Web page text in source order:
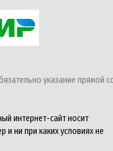
указание прямой
интернет-сайт носит
ни при каких условиях не